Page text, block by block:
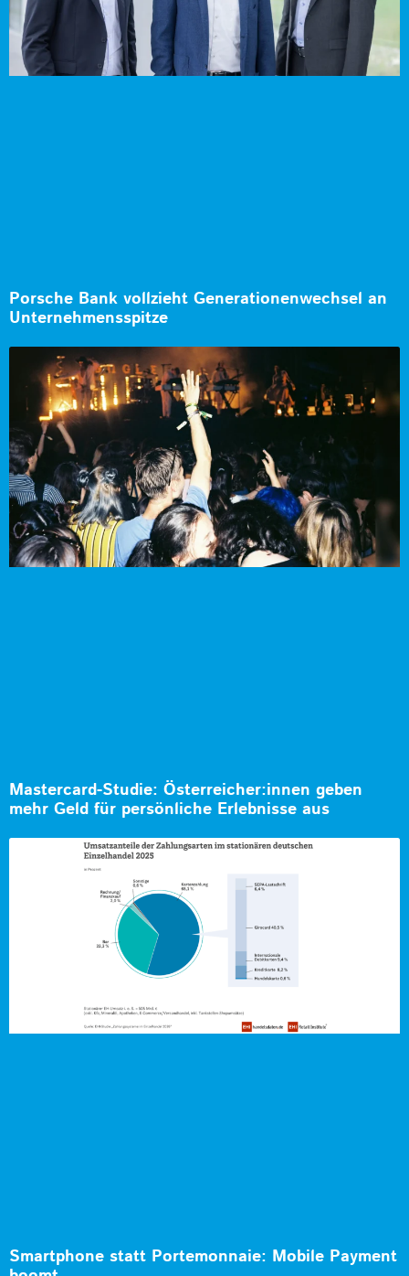
Porsche Bank vollzieht Generationenwechsel an
Unternehmensspitze
Mastercard-Studie: Österreicher:innen geben
mehr Geld für persönliche Erlebnisse aus
Smartphone statt Portemonnaie: Mobile Payment